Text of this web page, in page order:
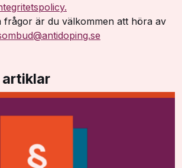
frågor är du välkommen att höra av
artiklar